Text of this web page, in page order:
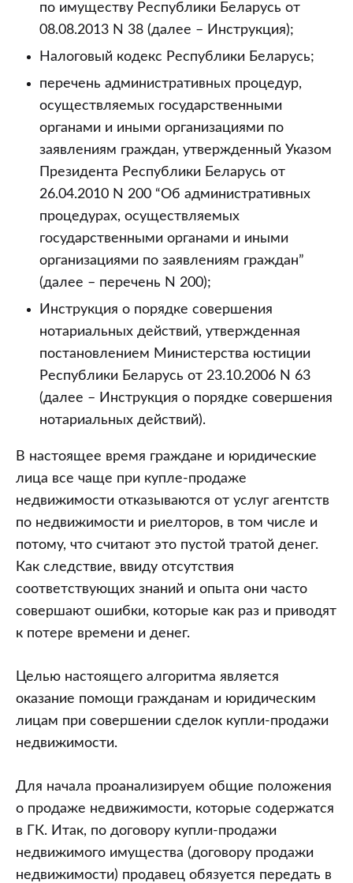
по имуществу Республики Беларусь от
08.08.2013 N 38 (далее – Инструкция);
Налоговый кодекс Республики Беларусь;
перечень административных процедур,
осуществляемых государственными
органами и иными организациями по
заявлениям граждан, утвержденный Указом
Президента Республики Беларусь от
26.04.2010 N 200 “Об административных
процедурах, осуществляемых
государственными органами и иными
организациями по заявлениям граждан”
(далее – перечень N 200);
Инструкция о порядке совершения
нотариальных действий, утвержденная
постановлением Министерства юстиции
Республики Беларусь от 23.10.2006 N 63
(далее – Инструкция о порядке совершения
нотариальных действий).
В настоящее время граждане и юридические
лица все чаще при купле-продаже
недвижимости отказываются от услуг агентств
по недвижимости и риелторов, в том числе и
потому, что считают это пустой тратой денег.
Как следствие, ввиду отсутствия
соответствующих знаний и опыта они часто
совершают ошибки, которые как раз и приводят
к потере времени и денег.
Целью настоящего алгоритма является
оказание помощи гражданам и юридическим
лицам при совершении сделок купли-продажи
недвижимости.
Для начала проанализируем общие положения
о продаже недвижимости, которые содержатся
в ГК. Итак, по договору купли-продажи
недвижимого имущества (договору продажи
недвижимости) продавец обязуется передать в